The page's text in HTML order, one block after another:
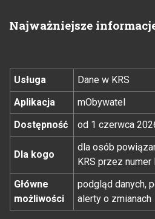
Najważniejsze
Usługa
Dane w KRS
Aplikacja
mObywatel
Dostępność
od 1 czerwca
Dla kogo
dla osób
KRS przez numer
Główne
możliwości
podgląd danych,
alerty o zmianach